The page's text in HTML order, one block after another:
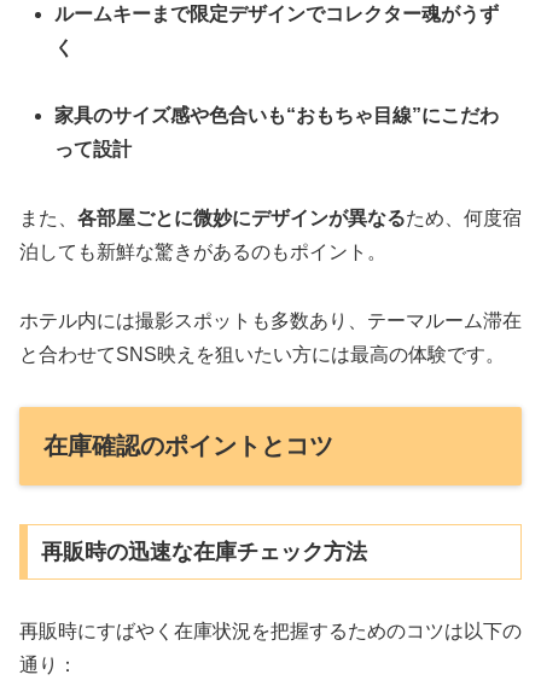
ルームキーまで限定デザインでコレクター魂がうず
く
家具のサイズ感や色合いも“おもちゃ目線”にこだわ
って設計
また、 各部屋ごとに微妙にデザインが異なるため、何度宿
泊しても新鮮な驚きがあるのもポイント。
ホテル内には撮影スポットも多数あり、テーマルーム滞在
と合わせてSNS映えを狙いたい方には最高の体験です。
在庫確認のポイントとコツ
再販時の迅速な在庫チェック方法
再販時にすばやく在庫状況を把握するためのコツは以下の
通り：